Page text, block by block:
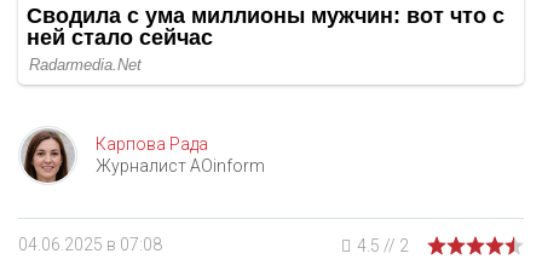
Карпова Рада
Журналист AOinform
04.06.2025 в 07:08 4.5 // 2